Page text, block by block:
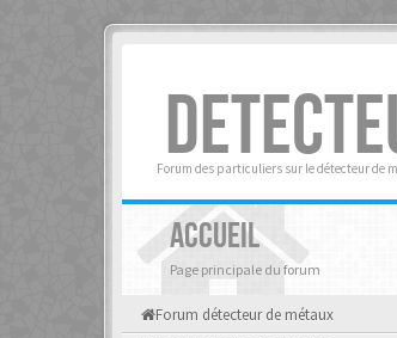
Forum des particuliers sur le détecteur de
ACCUEIL
Page principale du forum
Forum détecteur de métaux